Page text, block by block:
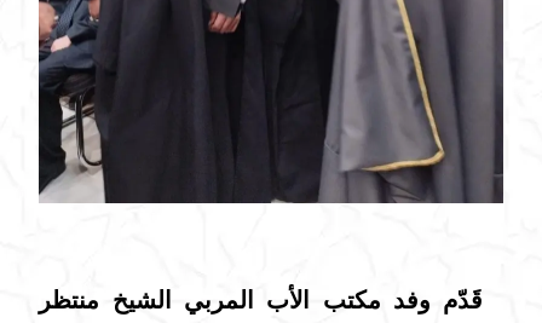
قَدّم وفد مكتب الأب المربي الشيخ منتظر